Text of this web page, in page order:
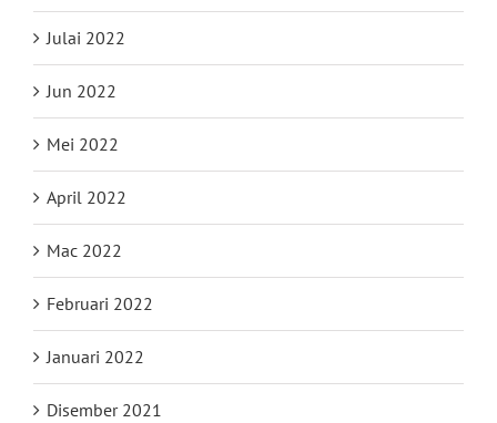
Julai 2022
Jun 2022
Mei 2022
April 2022
Mac 2022
Februari 2022
Januari 2022
Disember 2021